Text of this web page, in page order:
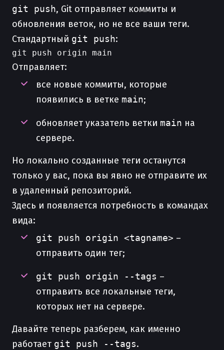
git push, Git отправляет коммиты и
обновления веток, но не все ваши теги.
Стандартный git push:
Отправляет:
все новые коммиты, которые
появились в ветке main;
обновляет указатель ветки main на
сервере.
Но локально созданные теги останутся
только у вас, пока вы явно не отправите их
в удаленный репозиторий.
Здесь и появляется потребность в командах
вида:
git push origin <tagname> –
отправить один тег;
git push origin --tags –
отправить все локальные теги,
которых нет на сервере.
Давайте теперь разберем, как именно
работает git push --tags.